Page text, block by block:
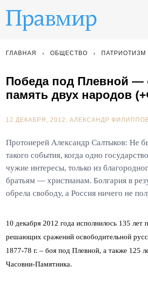
ГЛАВНАЯ ОБЩЕСТВО ПАТРИОТИЗМ
Победа под Плевной —
память двух народов
12 ДЕКАБРЯ, 2012. АЛЕКСАНДР
Протоиерей Александр Салтыков: Не
такого события, когда одно
чужие интересы, только из
братьям — христианам. Болгария в
обрела свободу, а Россия ничего не
10 декабря 2012 года исполнилось 135 лет
решающих сражений освободительной
1877-78 г. – боя под Плевной, а также 125
Часовни-Памятника.